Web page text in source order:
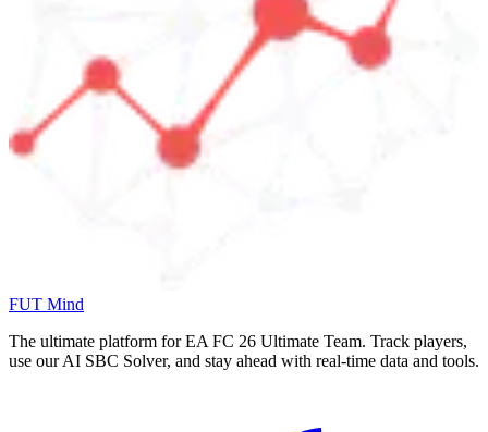
FUT Mind
The ultimate platform for EA FC 26 Ultimate Team. Track players,
use our AI SBC Solver, and stay ahead with real-time data and tools.